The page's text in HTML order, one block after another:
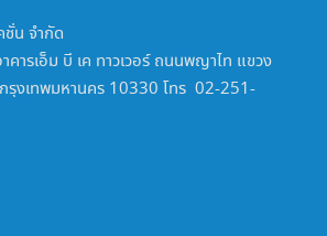
ชั่น จำกัด
ารเอ็ม บี เค ทาวเวอร์ ถนนพญาไท แขวง
รุงเทพมหานคร 10330 โทร 02-251-